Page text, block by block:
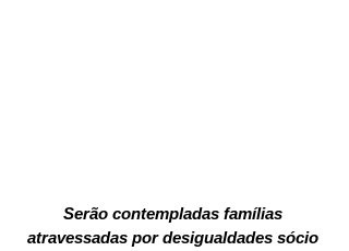
Serão contempladas famílias
atravessadas por desigualdades sócio